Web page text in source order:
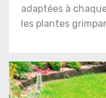
adaptées à
les plantes